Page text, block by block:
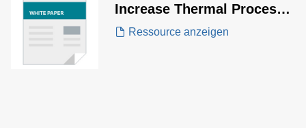
Increase Thermal Process
Repeatability and Product
Ressource anzeigen